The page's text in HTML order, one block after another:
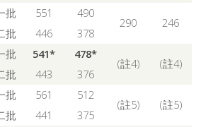
批 551 490
290 246
批 446 378
批 541* 478*
(註4) (註4)
批 443 376
批 561 512
(註5) (註5)
批 441 375